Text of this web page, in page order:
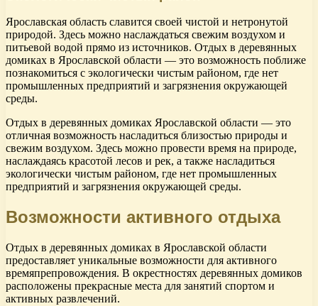
Ярославская область славится своей чистой и нетронутой
природой. Здесь можно наслаждаться свежим воздухом и
питьевой водой прямо из источников. Отдых в деревянных
домиках в Ярославской области — это возможность поближе
познакомиться с экологически чистым районом, где нет
промышленных предприятий и загрязнения окружающей
среды.
Отдых в деревянных домиках Ярославской области — это
отличная возможность насладиться близостью природы и
свежим воздухом. Здесь можно провести время на природе,
наслаждаясь красотой лесов и рек, а также насладиться
экологически чистым районом, где нет промышленных
предприятий и загрязнения окружающей среды.
Возможности активного отдыха
Отдых в деревянных домиках в Ярославской области
предоставляет уникальные возможности для активного
времяпрепровождения. В окрестностях деревянных домиков
расположены прекрасные места для занятий спортом и
активных развлечений.